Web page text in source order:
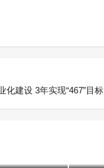
化建设 3年实现“467”目标